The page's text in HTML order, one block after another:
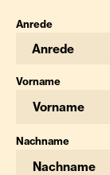
Anrede
Anrede
Vorname
Nachname